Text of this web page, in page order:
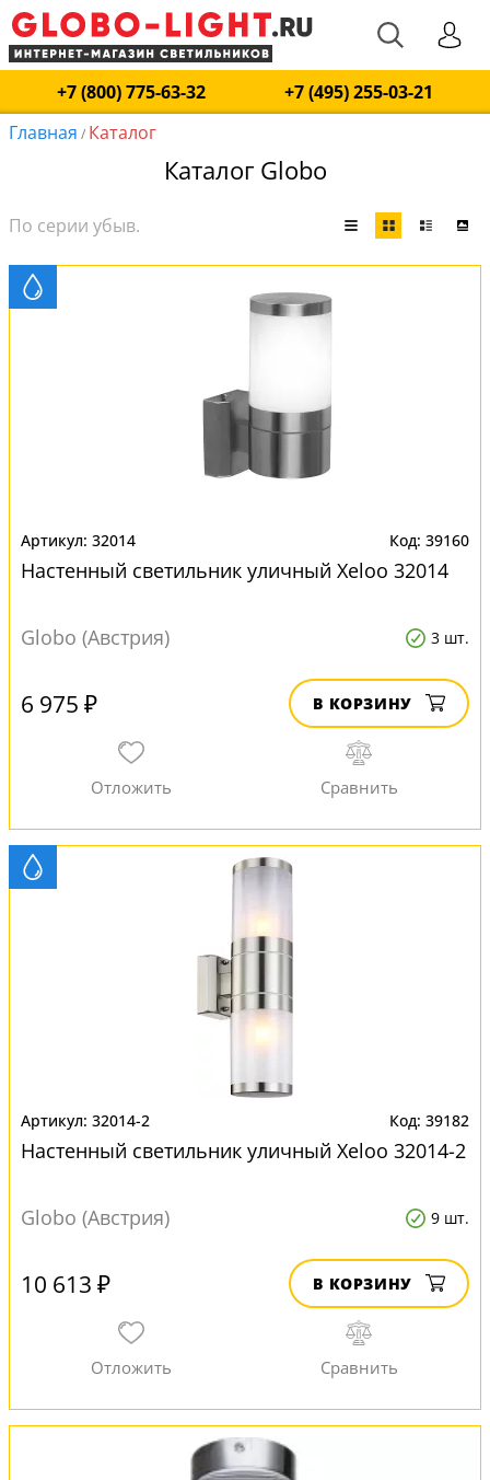
+7 (800) 775-63-32
+7 (495) 255-03-21
Главная / Каталог
Каталог Globo
32014 39160
Настенный светильник уличный Xeloo 32014
Globo (Австрия) 3 шт.
6 975 ₽ В КОРЗИНУ
32014-2 39182
Настенный светильник уличный Xeloo 32014-2
Globo (Австрия) 9 шт.
10 613 ₽ В КОРЗИНУ